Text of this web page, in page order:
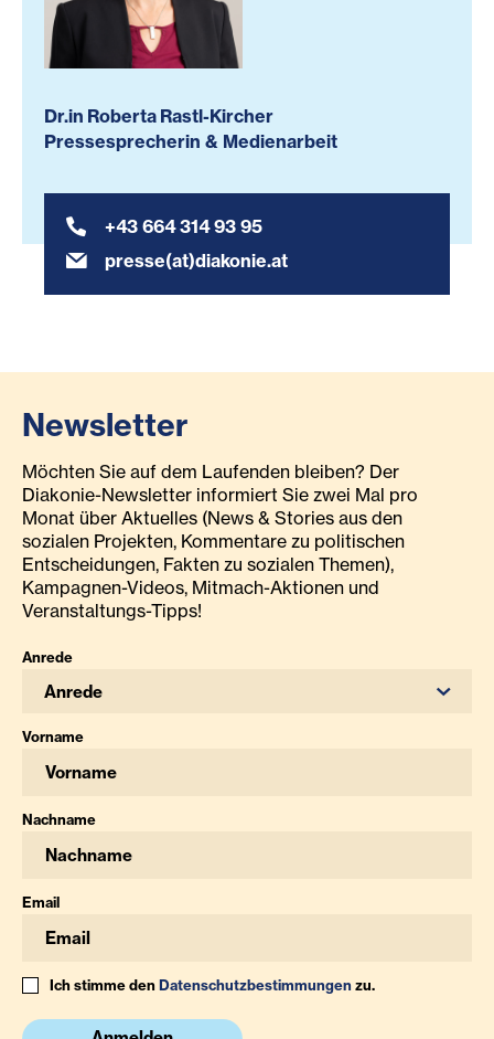
Dr.in Roberta Rastl-Kircher
Pressesprecherin & Medienarbeit
+43 664 314 93 95
presse(at)diakonie.at
Newsletter
Möchten Sie auf dem Laufenden bleiben? Der
Diakonie-Newsletter informiert Sie zwei Mal pro
Monat über Aktuelles (News & Stories aus den
sozialen Projekten, Kommentare zu politischen
Entscheidungen, Fakten zu sozialen Themen),
Kampagnen-Videos, Mitmach-Aktionen und
Veranstaltungs-Tipps!
Anrede
Anrede
Vorname
Nachname
Email
Ich stimme denDatenschutzbestimmungenzu.